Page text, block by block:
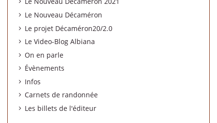
Le Nouveau Décaméron
Le projet Décaméron20/2.0
Le Video-Blog Albiana
On en parle
Évènements
Infos
Carnets de randonnée
Les billets de l'éditeur